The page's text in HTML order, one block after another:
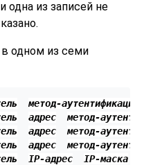
одна из записей не
одном из семи
метод-аутентификации
адрес
метод-
адрес
метод-
адрес
метод-
IP-адрес IP-маска